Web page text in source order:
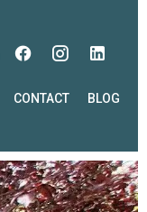
CONTACT BLOG